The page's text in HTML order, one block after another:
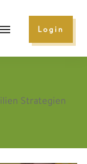
Login
Strategien